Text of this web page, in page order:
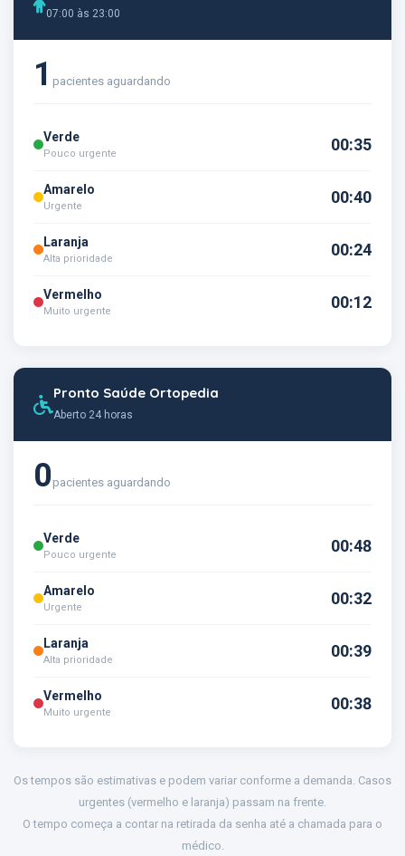
07:00 às 23:00
1 pacientes aguardando
Verde
Pouco urgente 00:35
Amarelo
Urgente 00:40
Laranja
Alta prioridade 00:24
Vermelho
Muito urgente 00:12
Pronto Saúde Ortopedia
Aberto 24 horas
0 pacientes aguardando
Verde
Pouco urgente 00:48
Amarelo
Urgente 00:32
Laranja
Alta prioridade 00:39
Vermelho
Muito urgente 00:38
Os tempos são estimativas e podem variar conforme a demanda. Casos
urgentes (vermelho e laranja) passam na frente.
O tempo começa a contar na retirada da senha até a chamada para o
médico.